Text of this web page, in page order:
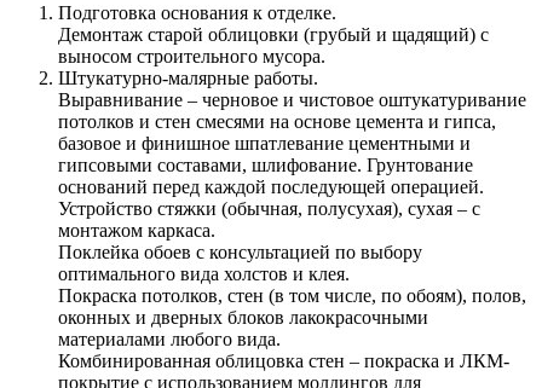
Подготовка основания к отделке.
Демонтаж старой облицовки (грубый и щадящий) с
выносом строительного мусора.
Штукатурно-малярные работы.
Выравнивание – черновое и чистовое оштукатуривание
потолков и стен смесями на основе цемента и гипса,
базовое и финишное шпатлевание цементными и
гипсовыми составами, шлифование. Грунтование
оснований перед каждой последующей операцией.
Устройство стяжки (обычная, полусухая), сухая – с
монтажом каркаса.
Поклейка обоев с консультацией по выбору
оптимального вида холстов и клея.
Покраска потолков, стен (в том числе, по обоям), полов,
оконных и дверных блоков лакокрасочными
материалами любого вида.
Комбинированная облицовка стен – покраска и ЛКМ-
покрытие с использованием молдингов для